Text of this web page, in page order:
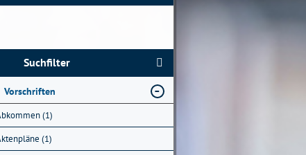
Suchfilter
Vorschriften
(1)
(1)